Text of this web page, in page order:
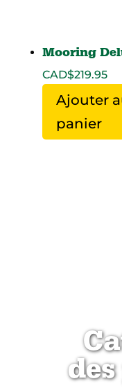
Mooring
CAD$219.95
Ajouter
panier